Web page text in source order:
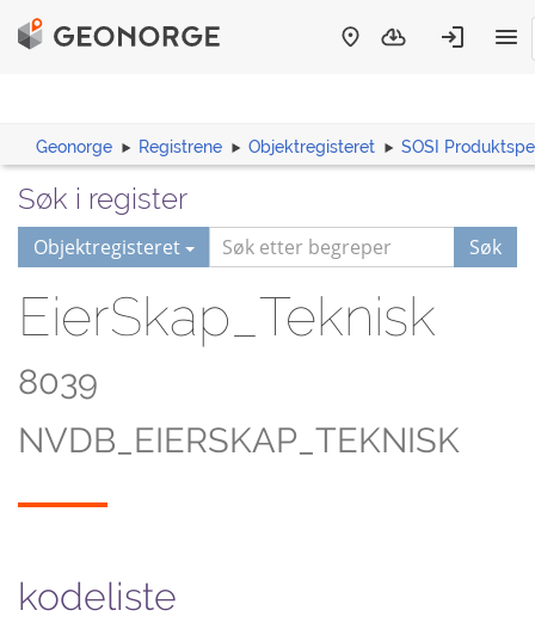
Geonorge Registrene Objektregisteret SOSI
Søk i register
Objektregisteret Søk
EierSkap_Teknisk
8039
NVDB_EIERSKAP_TEKNISK
kodeliste